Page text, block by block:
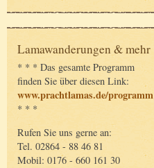
Lamawanderungen & mehr
* * * Das gesamte Programm
finden Sie über diesen Link:
www.prachtlamas.de/programm
* * *
Rufen Sie uns gerne an:
Tel. 02864 - 88 46 81
Mobil: 0176 - 660 161 30